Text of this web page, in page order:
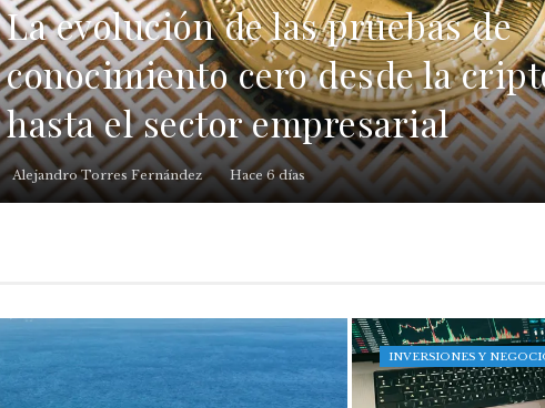
La evolución de las pruebas de
conocimiento cero desde la
hasta el sector empresarial
Alejandro Torres Fernández Hace 6 días
INVERSIONES Y